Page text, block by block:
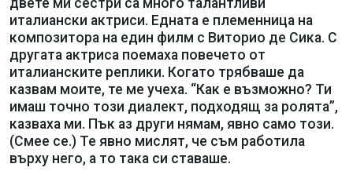
италиански актриси. Едната е племенница на
композитора на един филм с Виторио де Сика. С
другата актриса поемаха повечето от
италианските реплики. Когато трябваше да
казвам моите, те ме учеха. “Как е възможно? Ти
имаш точно този диалект, подходящ за ролята”,
казваха ми. Пък аз други нямам, явно само този.
(Смее се.) Те явно мислят, че съм работила
върху него, а то така си ставаше.